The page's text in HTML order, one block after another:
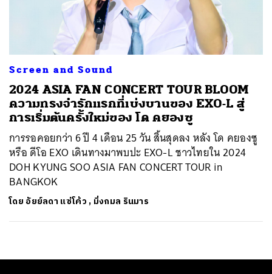
Screen and Sound
2024 ASIA FAN CONCERT TOUR BLOOM
ความทรงจำรักแรกที่เบ่งบานของ EXO-L สู่
การเริ่มต้นครั้งใหม่ของ โด คยองซู
การรอคอยกว่า 6 ปี 4 เดือน 25 วัน สิ้นสุดลง หลัง โด คยองซู
หรือ ดีโอ EXO เดินทางมาพบปะ EXO-L ชาวไทยใน 2024
DOH KYUNG SOO ASIA FAN CONCERT TOUR in
BANGKOK
โดย อัยย์ลดา แซ่โค้ว , มิ่งกมล รินมาร
SHARE TWEET LINE EMAIL